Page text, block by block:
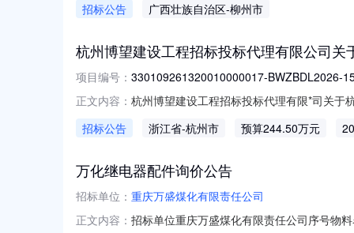
供应商名称中标数量中标金额中标比例1轴
招标公告 广西壮族自治区-柳州市
杭州博望建设工程招标投标代理有限公司
项目编号： 330109261320010000017-BWZBDL2026-
正文内容： 杭州博望建设工程招标投标代理有限*司关于
目名称：杭州市萧山区社会治理中心*保服
招标公告 浙江省-杭州市 预算244.50万元
万化继电器配件询价公告
招标单位： 重庆万盛煤化有限责任公司
正文内容： 招标单位重庆万盛煤化有限责任公司序号物